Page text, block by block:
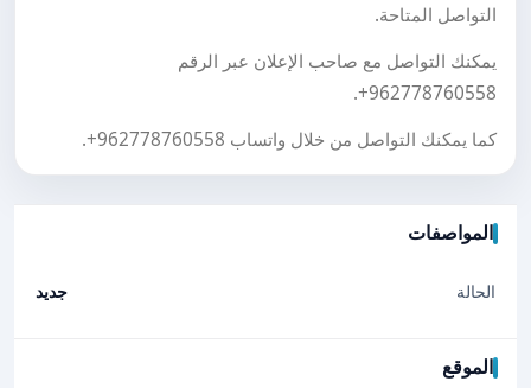
التواصل المتاحة.
يمكنك التواصل مع صاحب الإعلان عبر الرقم
+962778760558
.
كما يمكنك التواصل من خلال واتساب +962778760558
.
المواصفات
الحالة جديد
الموقع